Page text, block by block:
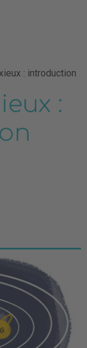
: introduction
: